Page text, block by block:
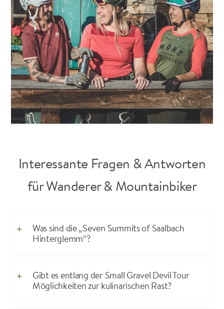
Interessante Fragen & Antworten
für Wanderer & Mountainbiker
Was sind die „Seven Summits of Saalbach
Hinterglemm“?
Gibt es entlang der Small Gravel Devil Tour
Möglichkeiten zur kulinarischen Rast?